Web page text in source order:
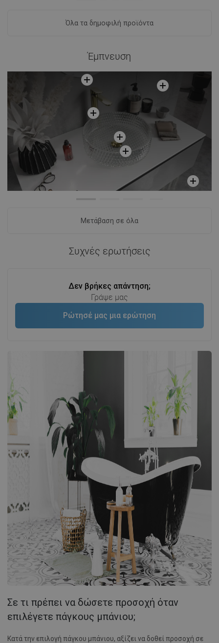
Όλα τα δημοφιλή προϊόντα
Έμπνευση
Μετάβαση σε όλα
Συχνές ερωτήσεις
Δεν βρήκες απάντηση;
Γράψε μας
Ρώτησέ μας μια ερώτηση
Σε τι πρέπει να δώσετε προσοχή όταν
επιλέγετε πάγκους μπάνιου;
Κατά την επιλογή πάγκου μπάνιου, αξίζει να δοθεί προσοχή σε